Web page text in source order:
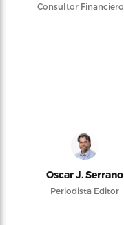
Consultor Financiero
Oscar J. Serrano
Periodista Editor